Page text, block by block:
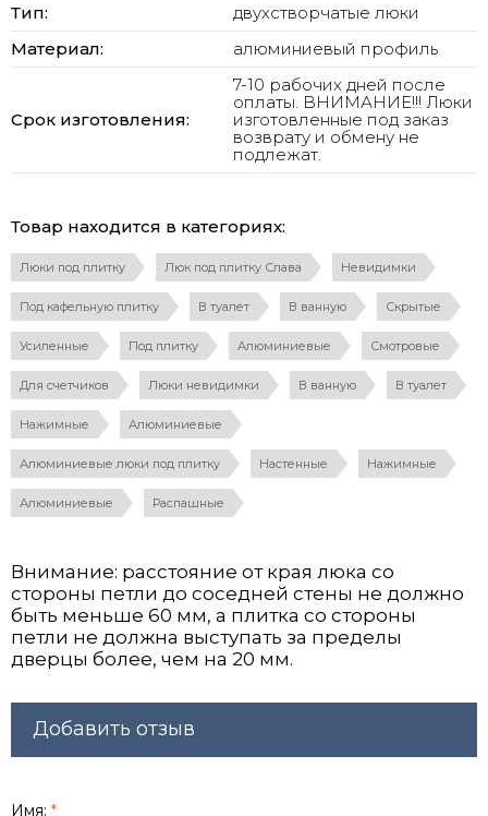
Тип:
двухстворчатые люки
Материал:
алюминиевый профиль
Срок изготовления:
7-10 рабочих дней после
оплаты. ВНИМАНИЕ!!! Люки
изготовленные под заказ
возврату и обмену не
подлежат.
Товар находится в категориях:
Люки под плитку Люк под плитку Слава Невидимки
Под кафельную плитку В туалет В ванную Скрытые
Усиленные Под плитку Алюминиевые Смотровые
Для счетчиков Люки невидимки В ванную В туалет
Нажимные Алюминиевые
Алюминиевые люки под плитку Настенные Нажимные
Алюминиевые Распашные
Внимание: расстояние от края люка со
стороны петли до соседней стены не должно
быть меньше 60 мм, а плитка со стороны
петли не должна выступать за пределы
дверцы более, чем на 20 мм.
Добавить отзыв
Имя: *